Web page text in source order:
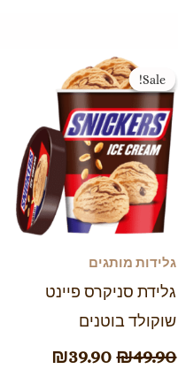
Sale!
Sale!
גלידות מותגים
גלידת סניקרס פיינט
שוקולד בוטנים
₪49.90
המחיר
המקורי
היה:
₪49.90.
₪39.90
₪39.90.